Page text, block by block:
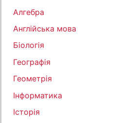
Алгебра
Англійська мова
Біологія
Географія
Геометрія
Інформатика
Історія